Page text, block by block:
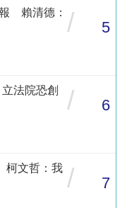
賴清德： / 5
法院恐創
/ 6
柯文哲：我 / 7